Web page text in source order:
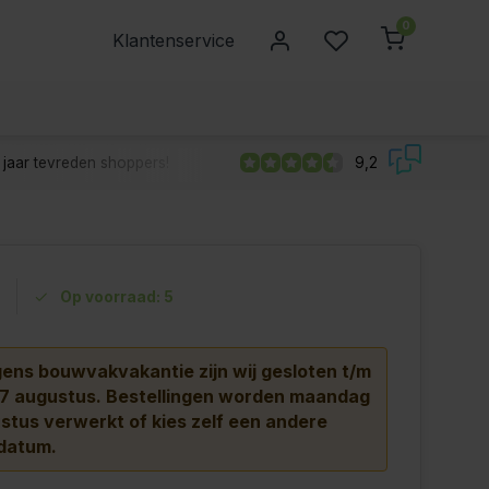
Klantenservice
0
tevreden shoppers! 9,2
Op voorraad: 5
bouwvakvakantie zijn wij gesloten t/m
augustus. Bestellingen worden maandag
verwerkt of kies zelf een andere